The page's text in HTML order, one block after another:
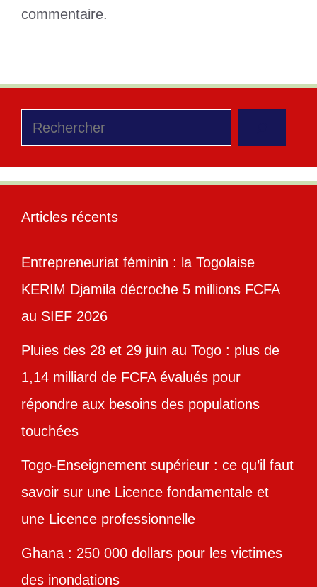
commentaire.
Rechercher
Articles récents
Entrepreneuriat féminin : la Togolaise
KERIM Djamila décroche 5 millions FCFA
au SIEF 2026
Pluies des 28 et 29 juin au Togo : plus de
1,14 milliard de FCFA évalués pour
répondre aux besoins des populations
touchées
Togo-Enseignement supérieur : ce qu’il faut
savoir sur une Licence fondamentale et
une Licence professionnelle
Ghana : 250 000 dollars pour les victimes
des inondations